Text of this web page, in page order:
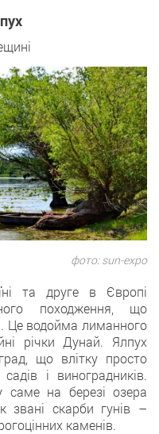
фото: sun-expo
та друге в Європі
походження, що
Це водойма лиманного
річки Дунай. Ялпух
що влітку просто
і виноградників.
саме на березі озера
звані скарби гунів –
каменів.